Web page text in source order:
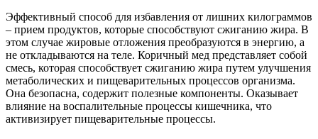
Эффективный способ для избавления от лишних килограммов
– прием продуктов, которые способствуют сжиганию жира. В
этом случае жировые отложения преобразуются в энергию, а
не откладываются на теле. Коричный мед представляет собой
смесь, которая способствует сжиганию жира путем улучшения
метаболических и пищеварительных процессов организма.
Она безопасна, содержит полезные компоненты. Оказывает
влияние на воспалительные процессы кишечника, что
активизирует пищеварительные процессы.